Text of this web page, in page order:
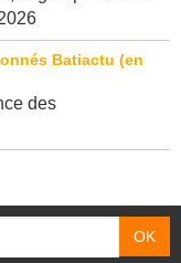
le groupe Holcim
des